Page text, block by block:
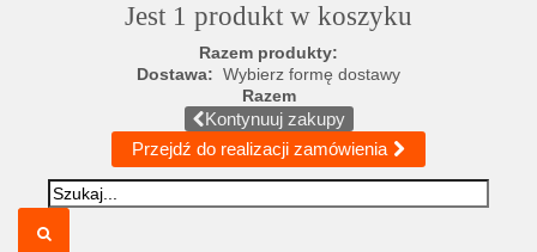
Jest 1 produkt w koszyku
Razem produkty:
Dostawa: Wybierz formę dostawy
Razem
Kontynuuj zakupy
Przejdź do realizacji zamówienia